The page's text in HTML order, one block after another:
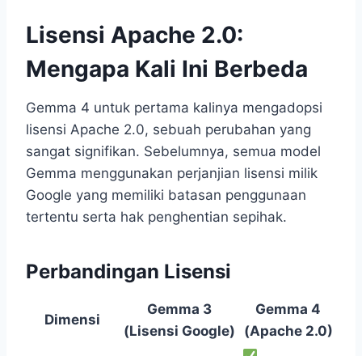
Lisensi Apache 2.0:
Mengapa Kali Ini Berbeda
Gemma 4 untuk pertama kalinya mengadopsi
lisensi Apache 2.0, sebuah perubahan yang
sangat signifikan. Sebelumnya, semua model
Gemma menggunakan perjanjian lisensi milik
Google yang memiliki batasan penggunaan
tertentu serta hak penghentian sepihak.
Perbandingan Lisensi
Dimensi
Gemma 3
(Lisensi Google)
Gemma 4
(Apache 2.0)